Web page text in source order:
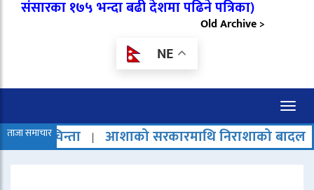
संसारका १७५ भन्दा बढी देशमा पढिने पत्रिका)
Old Archive >
NE
ताजा समाचार
| आशाको सरकारमाथि निराशाको बादल | चार टन